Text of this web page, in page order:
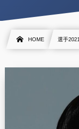
HOME 選手2021